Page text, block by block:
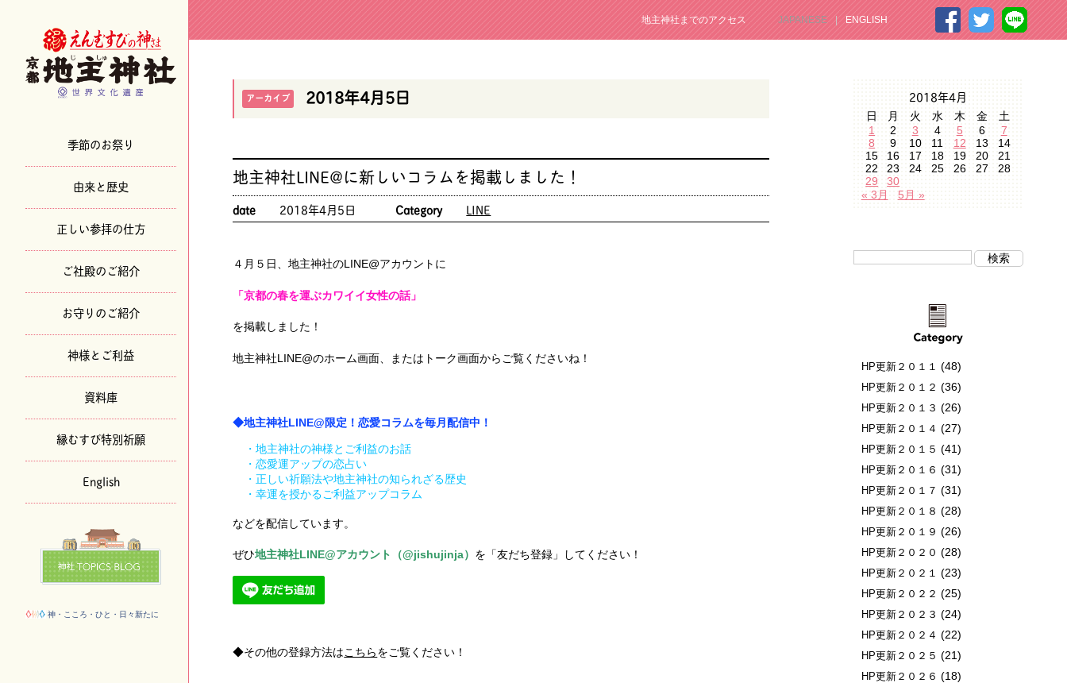
季節のお祭り
由来と歴史
正しい参拝の仕方
ご社殿のご紹介
お守りのご紹介
神様とご利益
資料庫
縁むすび特別祈願
English
神・こころ・ひと・日々新たに
地主神社までのアクセス JAPANESE ENGLISH
アーカイブ 2018年4月5日
地主神社LINE@に新しいコラムを掲載しました！
date 2018年4月5日 Category LINE
４月５日、地主神社のLINE@アカウントに
「京都の春を運ぶカワイイ女性の話」
を掲載しました！
地主神社LINE@のホーム画面、またはトーク画面からご覧くださいね！
◆地主神社LINE@限定！恋愛コラムを毎月配信中！
・地主神社の神様とご利益のお話
・恋愛運アップの恋占い
・正しい祈願法や地主神社の知られざる歴史
・幸運を授かるご利益アップコラム
などを配信しています。
ぜひ地主神社LINE@アカウント（@jishujinja） を「友だち登録」してください！
その他の登録方法はこちらをご覧ください！
2018年4月
日 月 火 水 木 金
土
1
2 3 4 5 6
7
8
9 10 11 12 13
14
15
16 17 18 19 20
21
22
23 24 25 26 27
28
29
30
« 3月
5月 »
HP更新２０１１ (48)
HP更新２０１２ (36)
HP更新２０１３ (26)
HP更新２０１４ (27)
HP更新２０１５ (41)
HP更新２０１６ (31)
HP更新２０１７ (31)
HP更新２０１８ (28)
HP更新２０１９ (26)
HP更新２０２０ (28)
HP更新２０２１ (23)
HP更新２０２２ (25)
HP更新２０２３ (24)
HP更新２０２４ (22)
HP更新２０２５ (21)
HP更新２０２６ (18)